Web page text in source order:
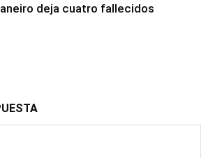
deja cuatro fallecidos